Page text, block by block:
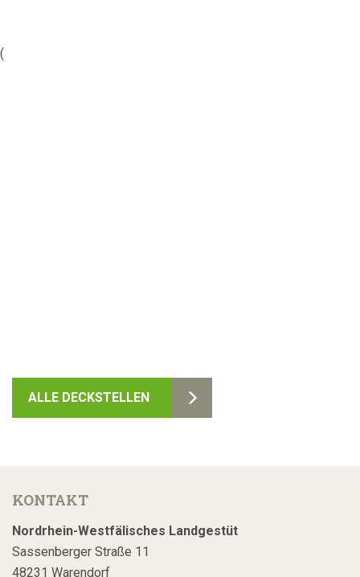
(
ALLE DECKSTELLEN
KONTAKT
Nordrhein-Westfälisches Landgestüt
Sassenberger Straße 11
48231 Warendorf